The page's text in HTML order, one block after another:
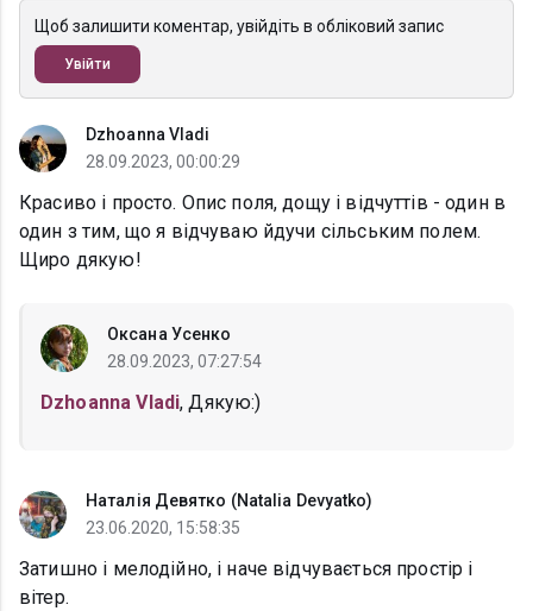
Щоб залишити коментар, увійдіть в обліковий запис
Увійти
Dzhoanna Vladi
28.09.2023, 00:00:29
Красиво і просто. Опис поля, дощу і відчуттів - один в
один з тим, що я відчуваю йдучи сільським полем.
Щиро дякую!
Оксана Усенко
28.09.2023, 07:27:54
Dzhoanna Vladi, Дякую:)
Наталія Девятко (Natalia Devyatko)
23.06.2020, 15:58:35
Затишно і мелодійно, і наче відчувається простір і
вітер.